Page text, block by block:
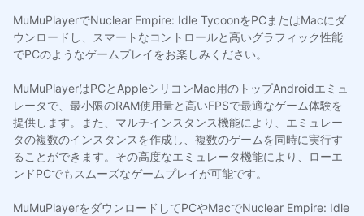
MuMuPlayerでNuclear Empire: Idle TycoonをPCまたはMacにダ
ウンロードし、スマートなコントロールと高いグラフィック性能
でPCのようなゲームプレイをお楽しみください。
MuMuPlayerはPCとAppleシリコンMac用のトップAndroidエミュ
レータで、最小限のRAM使用量と高いFPSで最適なゲーム体験を
提供します。また、マルチインスタンス機能により、エミュレー
タの複数のインスタンスを作成し、複数のゲームを同時に実行す
ることができます。その高度なエミュレータ機能により、ローエ
ンドPCでもスムーズなゲームプレイが可能です。
MuMuPlayerをダウンロードしてPCやMacでNuclear Empire: Idle